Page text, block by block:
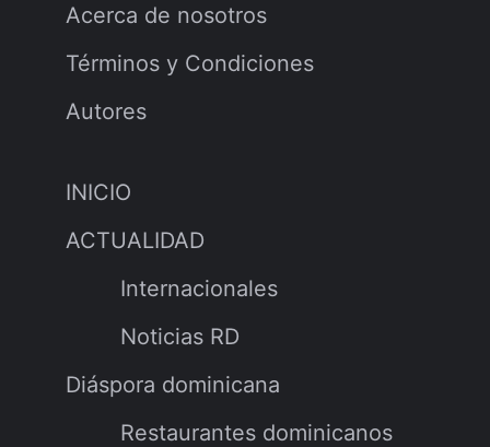
Acerca de nosotros
Términos y Condiciones
Autores
INICIO
ACTUALIDAD
Internacionales
Noticias RD
Diáspora dominicana
Restaurantes dominicanos